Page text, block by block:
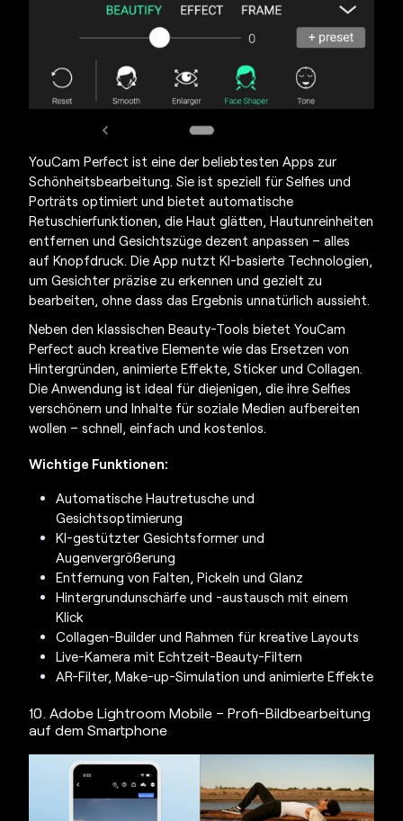
YouCam Perfect ist eine der beliebtesten Apps zur
Schönheitsbearbeitung. Sie ist speziell für Selfies und
Porträts optimiert und bietet automatische
Retuschierfunktionen, die Haut glätten, Hautunreinheiten
entfernen und Gesichtszüge dezent anpassen – alles
auf Knopfdruck. Die App nutzt KI-basierte Technologien,
um Gesichter präzise zu erkennen und gezielt zu
bearbeiten, ohne dass das Ergebnis unnatürlich aussieht.
Neben den klassischen Beauty-Tools bietet YouCam
Perfect auch kreative Elemente wie das Ersetzen von
Hintergründen, animierte Effekte, Sticker und Collagen.
Die Anwendung ist ideal für diejenigen, die ihre Selfies
verschönern und Inhalte für soziale Medien aufbereiten
wollen – schnell, einfach und kostenlos.
Wichtige Funktionen:
Automatische Hautretusche und
Gesichtsoptimierung
KI-gestützter Gesichtsformer und
Augenvergrößerung
Entfernung von Falten, Pickeln und Glanz
Hintergrundunschärfe und -austausch mit einem
Klick
Collagen-Builder und Rahmen für kreative Layouts
Live-Kamera mit Echtzeit-Beauty-Filtern
AR-Filter, Make-up-Simulation und animierte Effekte
10. Adobe Lightroom Mobile – Profi-Bildbearbeitung
auf dem Smartphone